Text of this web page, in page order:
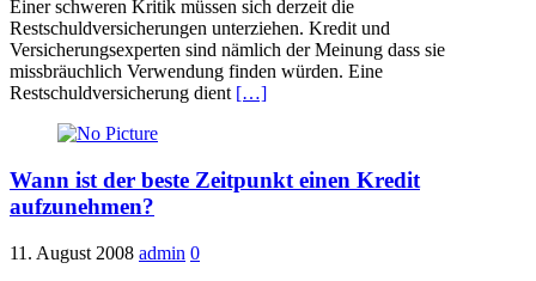
Einer schweren Kritik müssen sich derzeit die
Restschuldversicherungen unterziehen. Kredit und
Versicherungsexperten sind nämlich der Meinung dass sie
missbräuchlich Verwendung finden würden. Eine
Restschuldversicherung dient […]
Wann ist der beste Zeitpunkt einen Kredit
aufzunehmen?
11. August 2008 admin 0